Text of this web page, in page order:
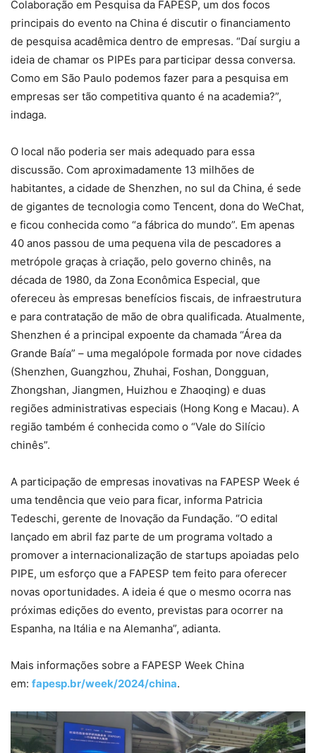
Colaboração em Pesquisa da FAPESP, um dos focos
principais do evento na China é discutir o financiamento
de pesquisa acadêmica dentro de empresas. “Daí surgiu a
ideia de chamar os PIPEs para participar dessa conversa.
Como em São Paulo podemos fazer para a pesquisa em
empresas ser tão competitiva quanto é na academia?”,
indaga.
O local não poderia ser mais adequado para essa
discussão. Com aproximadamente 13 milhões de
habitantes, a cidade de Shenzhen, no sul da China, é sede
de gigantes de tecnologia como Tencent, dona do WeChat,
e ficou conhecida como “a fábrica do mundo”. Em apenas
40 anos passou de uma pequena vila de pescadores a
metrópole graças à criação, pelo governo chinês, na
década de 1980, da Zona Econômica Especial, que
ofereceu às empresas benefícios fiscais, de infraestrutura
e para contratação de mão de obra qualificada. Atualmente,
Shenzhen é a principal expoente da chamada “Área da
Grande Baía” – uma megalópole formada por nove cidades
(Shenzhen, Guangzhou, Zhuhai, Foshan, Dongguan,
Zhongshan, Jiangmen, Huizhou e Zhaoqing) e duas
regiões administrativas especiais (Hong Kong e Macau). A
região também é conhecida como o “Vale do Silício
chinês”.
A participação de empresas inovativas na FAPESP Week é
uma tendência que veio para ficar, informa Patricia
Tedeschi, gerente de Inovação da Fundação. “O edital
lançado em abril faz parte de um programa voltado a
promover a internacionalização de startups apoiadas pelo
PIPE, um esforço que a FAPESP tem feito para oferecer
novas oportunidades. A ideia é que o mesmo ocorra nas
próximas edições do evento, previstas para ocorrer na
Espanha, na Itália e na Alemanha”, adianta.
Mais informações sobre a FAPESP Week China
em: fapesp.br/week/2024/china.